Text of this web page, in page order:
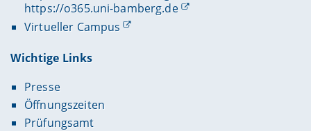
https://o365.uni-bamberg.de
Virtueller Campus
Wichtige Links
Presse
Öffnungszeiten
Prüfungsamt